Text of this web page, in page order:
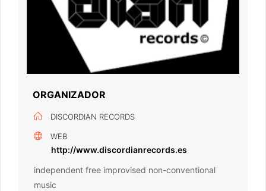
ORGANIZADOR
DISCORDIAN RECORDS
WEB
http://www.discordianrecords.es
independent free improvised non-conventional
music